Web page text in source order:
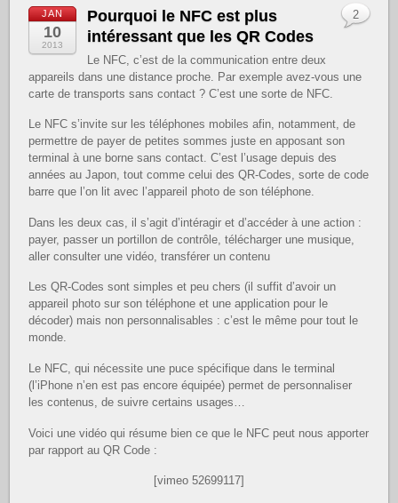
JAN
10
2013
Pourquoi le NFC est plus
intéressant que les QR Codes
Le NFC, c’est de la communication entre deux
appareils dans une distance proche. Par exemple avez-vous une
carte de transports sans contact ? C’est une sorte de NFC.
Le NFC s’invite sur les téléphones mobiles afin, notamment, de
permettre de payer de petites sommes juste en apposant son
terminal à une borne sans contact. C’est l’usage depuis des
années au Japon, tout comme celui des QR-Codes, sorte de code
barre que l’on lit avec l’appareil photo de son téléphone.
Dans les deux cas, il s’agit d’intéragir et d’accéder à une action :
payer, passer un portillon de contrôle, télécharger une musique,
aller consulter une vidéo, transférer un contenu
Les QR-Codes sont simples et peu chers (il suffit d’avoir un
appareil photo sur son téléphone et une application pour le
décoder) mais non personnalisables : c’est le même pour tout le
monde.
Le NFC, qui nécessite une puce spécifique dans le terminal
(l’iPhone n’en est pas encore équipée) permet de personnaliser
les contenus, de suivre certains usages…
Voici une vidéo qui résume bien ce que le NFC peut nous apporter
par rapport au QR Code :
[vimeo 52699117]
2